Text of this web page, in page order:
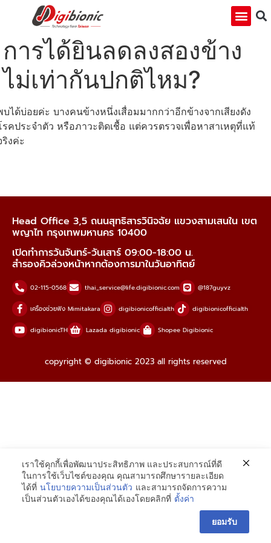
การได้ยินลดลงสองข้าง
ไม่เท่ากันปกติไหม?
บได้บ่อยค่ะ บางคนข้างหนึ่งเสื่อมมากกว่าอีกข้างจากเสียงดัง
รคประจำตัว หรือภาวะติดเชื้อ แต่ควรตรวจเพื่อหาสาเหตุที่แท้
ริงค่ะ
Head Office 3,5 ถนนสุทธิสารวินิจฉัย แขวงสามเสนใน เขต
พญาไท กรุงเทพมหานคร 10400
เปิดทำการวันจันทร์-วันเสาร์ 09:00-18:00 น.
สำรองคิวล่วงหน้าหากต้องการมาในวันอาทิตย์
02-115-0568 thai_service@life.digibionic.com @187guyvz
เครื่องช่วยฟัง Mimitakara digibionicofficialth digibionicofficialth
digibionicTH Lazada digibionic Shopee Digibionic
copyright © digibionic 2023 all rights reserved
เราใช้คุกกี้เพื่อพัฒนาประสิทธิภาพ และประสบการณ์ที่ดี
ในการใช้เว็บไซต์ของคุณ คุณสามารถศึกษารายละเอียด
ได้ที่ นโยบายความเป็นส่วนตัว และสามารถจัดการความ
เป็นส่วนตัวเองได้ของคุณได้เองโดยคลิกที่ ตั้งค่า
ยอมรับ